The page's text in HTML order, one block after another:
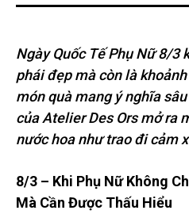
Ngày Quốc Tế Phụ Nữ 8/3
phái đẹp mà còn là
món quà mang ý nghĩa
của Atelier Des Ors mở ra
nước hoa như trao đi cảm
8/3 – Khi Phụ Nữ Không
Mà Cần Được Thấu Hiểu